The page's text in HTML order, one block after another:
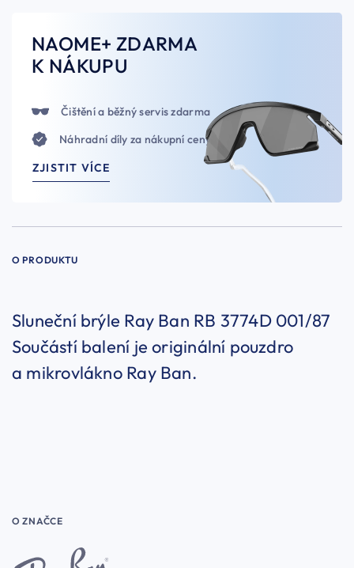
NAOME+ ZDARMA
K NÁKUPU
Čištění a běžný servis zdarma
Náhradní díly za nákupní ceny
ZJISTIT VÍCE
O PRODUKTU
Sluneční brýle Ray Ban RB 3774D 001/87
Součástí balení je originální pouzdro
a mikrovlákno Ray Ban.
O ZNAČCE